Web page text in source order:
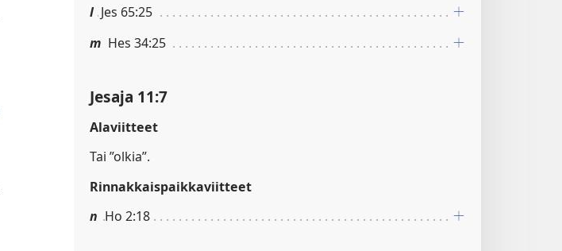
l Jes 65:25
m Hes 34:25
Jesaja 11:7
Alaviitteet
Tai ”olkia”.
Rinnakkaispaikkaviitteet
n Ho 2:18